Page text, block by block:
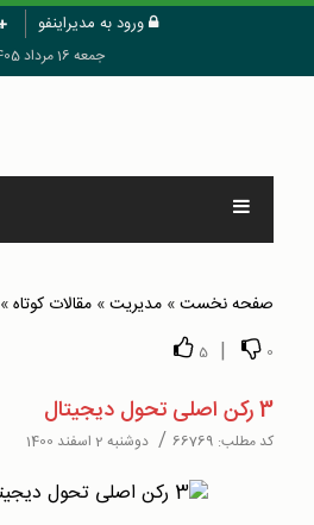
ورود به مدیراینفو
جمعه 16 مرداد 1405
صفحه نخست» مدیریت» مقالات کوتاه»
0
|
5
3 رکن اصلی تحول دیجیتال
کد مطلب: 66769
/ دوشنبه 2 اسفند 1400